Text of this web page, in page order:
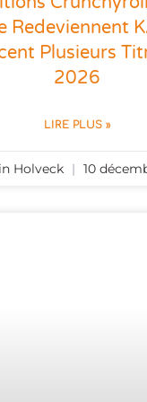
Redeviennent
Plusieurs
2026
LIRE PLUS »
Holveck 10